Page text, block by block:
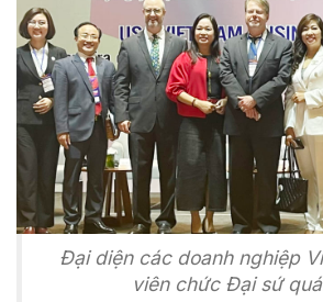
Đại diện các doanh nghiệp
viên chức Đại sứ